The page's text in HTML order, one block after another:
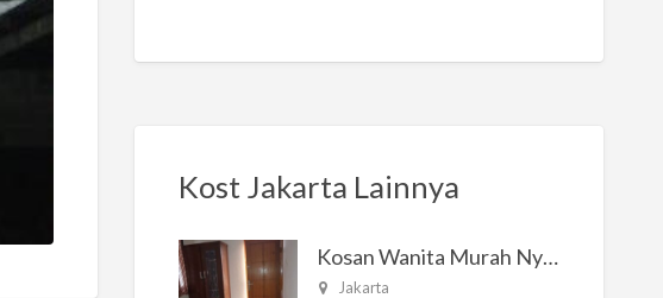
Kost Jakarta Lainnya
Kosan Wanita Murah Nyaman di Jakarta Selatan
Jakarta